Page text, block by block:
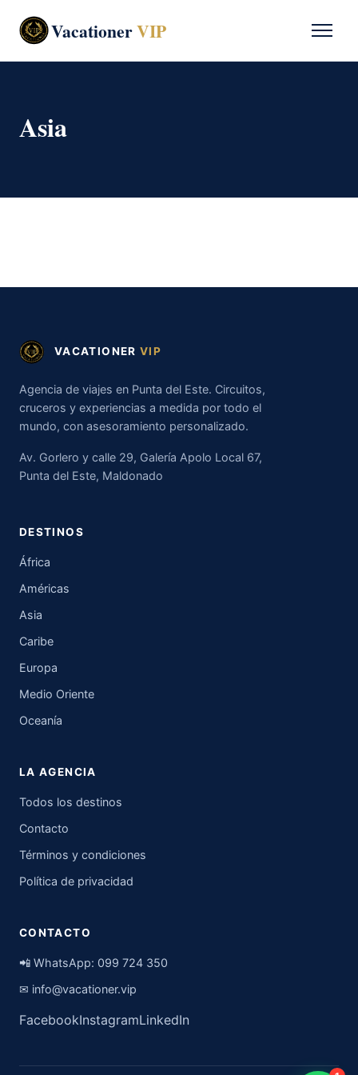
VacationerVIP
Asia
VACATIONER VIP
Agencia de viajes en Punta del Este. Circuitos,
cruceros y experiencias a medida por todo el
mundo, con asesoramiento personalizado.
Av. Gorlero y calle 29, Galería Apolo Local 67,
Punta del Este, Maldonado
DESTINOS
África
Américas
Asia
Caribe
Europa
Medio Oriente
Oceanía
LA AGENCIA
Todos los destinos
Contacto
Términos y condiciones
Política de privacidad
CONTACTO
📲 WhatsApp: 099 724 350
✉ info@vacationer.vip
FacebookInstagramLinkedIn